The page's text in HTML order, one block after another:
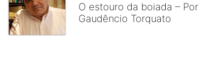
O estouro da boiada – Por
Gaudêncio Torquato